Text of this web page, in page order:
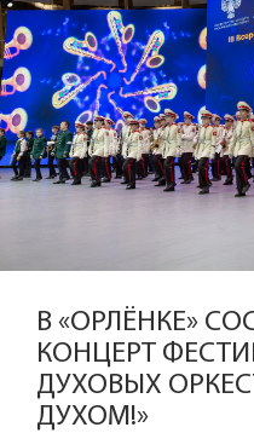
В «ОРЛЁНКЕ»
КОНЦЕРТ
ДУХОВЫХ
ДУХОМ!»